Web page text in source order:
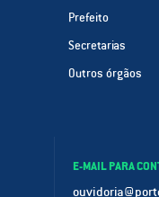
Prefeito
Secretarias
Outros órgãos
E-MAIL PARA